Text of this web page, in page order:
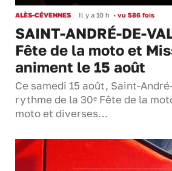
ALÈS-CÉVENNES Il y a 10 h • vu 586 fois
SAINT-ANDRÉ-DE-
Fête de la moto et
animent le 15 août
Ce samedi 15 août, Saint-
rythme de la 30ᵉ Fête de la
moto et diverses…